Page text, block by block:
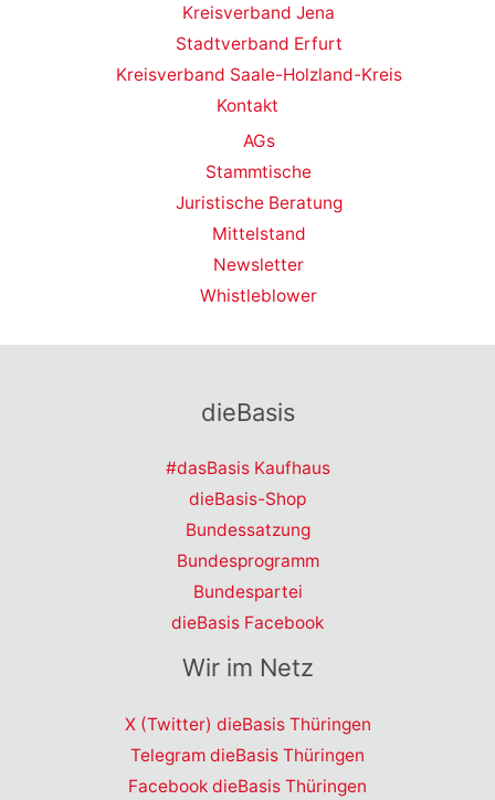
Kreisverband Jena
Stadtverband Erfurt
Kreisverband Saale-Holzland-Kreis
Kontakt
AGs
Stammtische
Juristische Beratung
Mittelstand
Newsletter
Whistleblower
dieBasis
#dasBasis Kaufhaus
dieBasis-Shop
Bundessatzung
Bundesprogramm
Bundespartei
dieBasis Facebook
Wir im Netz
X (Twitter) dieBasis Thüringen
Telegram dieBasis Thüringen
Facebook dieBasis Thüringen